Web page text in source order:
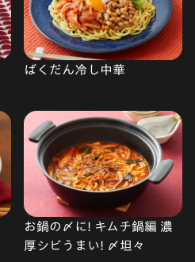
ばくだん冷し中華
お鍋の〆に! キムチ鍋編 濃
厚シビうまい! 〆坦々